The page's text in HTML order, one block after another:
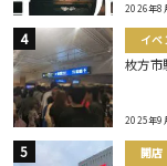
2026年8
イベ
枚方市
2025年9
開店